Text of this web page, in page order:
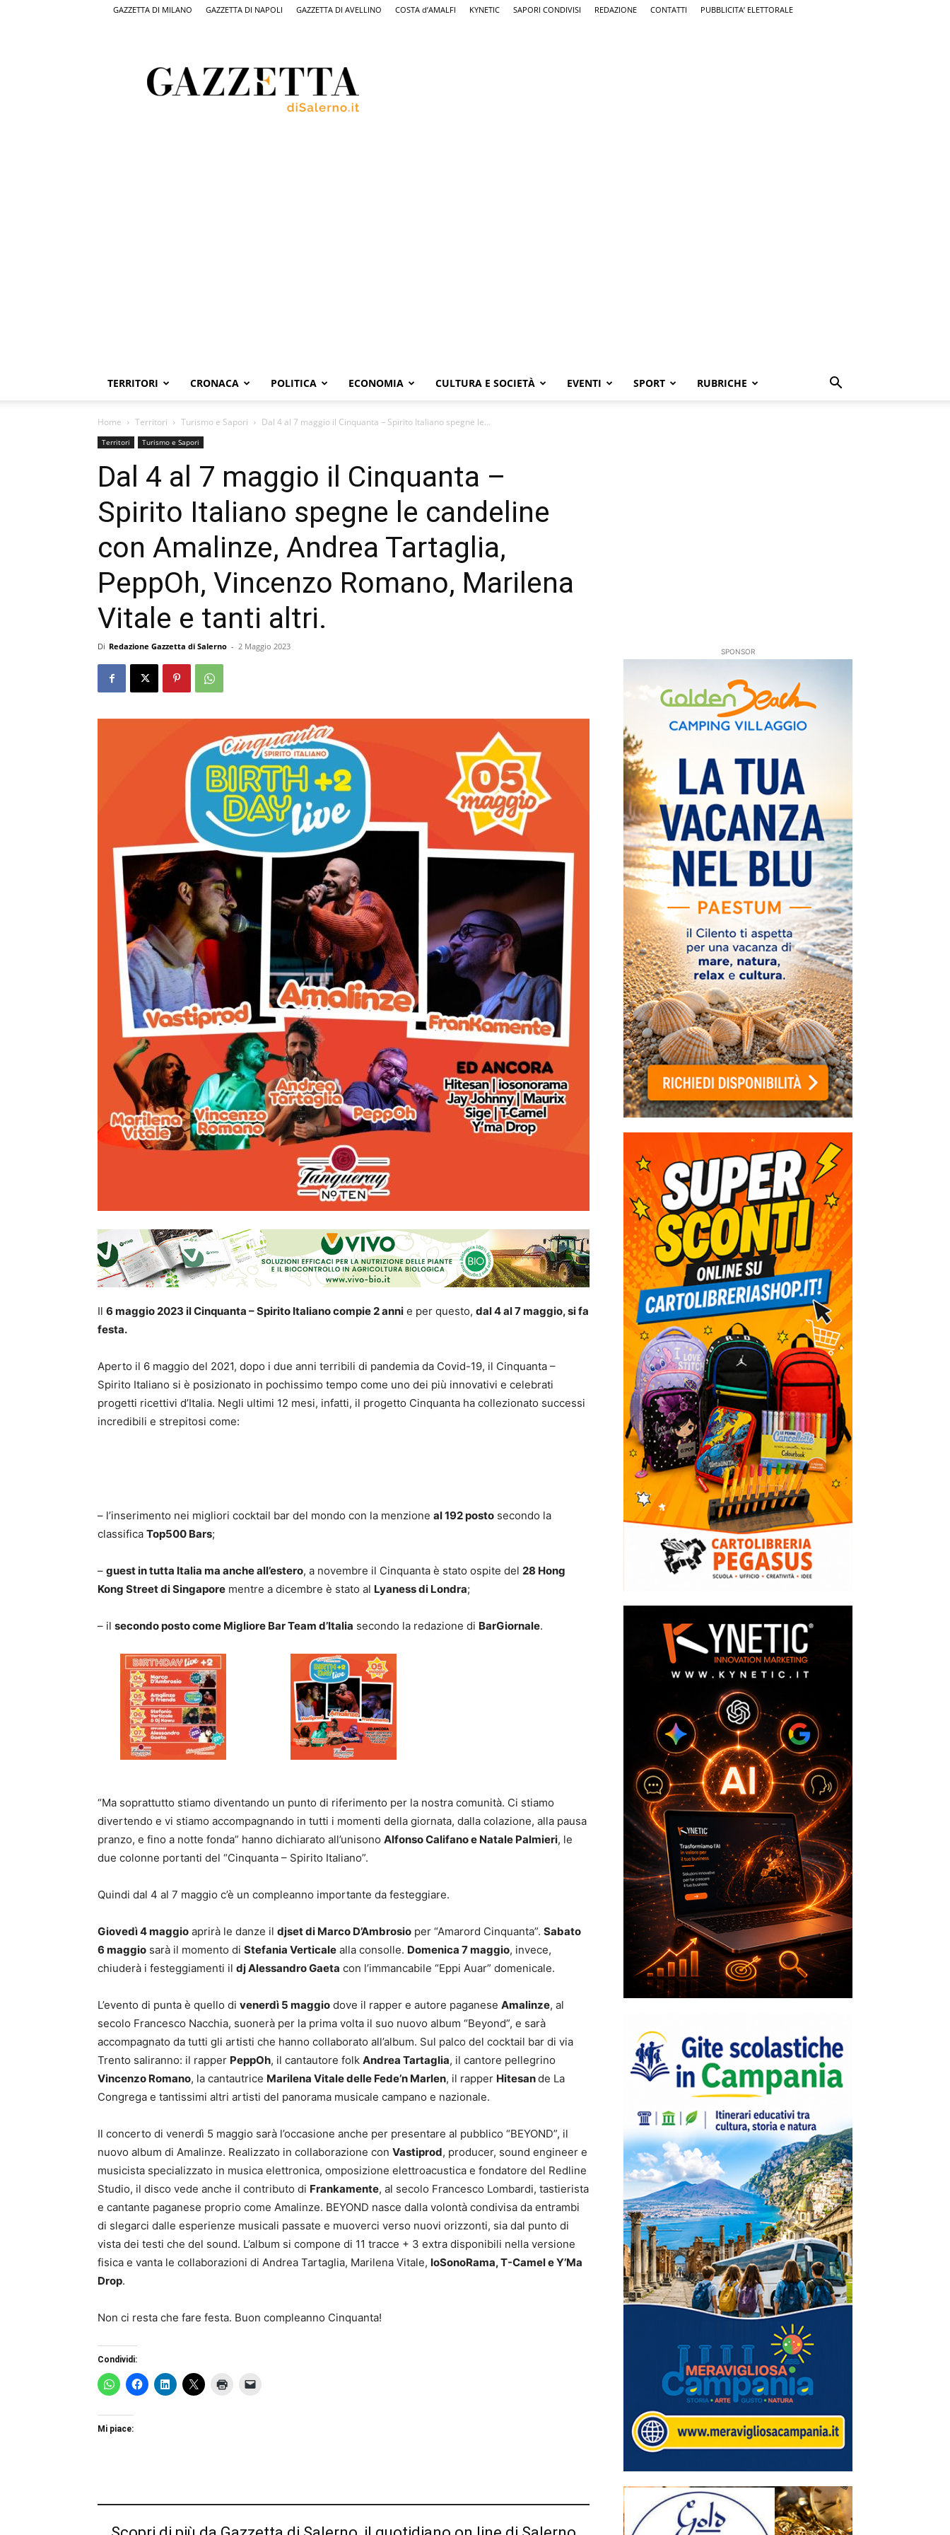
GAZZETTA DI MILANO GAZZETTA DI NAPOLI GAZZETTA DI AVELLINO COSTA d’AMALFI KYNETIC SAPORI CONDIVISI REDAZIONE CONTATTI PUBBLICITA’ ELETTORALE
Salerno,
il
quotidiano
TERRITORI CRONACA POLITICA ECONOMIA CULTURA E SOCIETÀ EVENTI SPORT RUBRICHE
Home Territori Turismo e Sapori Dal 4 al 7 maggio il Cinquanta – Spirito Italiano spegne le...
Territori Turismo e Sapori
Dal 4 al 7 maggio il Cinquanta –
Spirito Italiano spegne le candeline
con Amalinze, Andrea Tartaglia,
PeppOh, Vincenzo Romano, Marilena
Vitale e tanti altri.
Di Redazione Gazzetta di Salerno - 2 Maggio 2023
Il 6 maggio 2023 il Cinquanta – Spirito Italiano compie 2 anni e per questo, dal 4 al 7 maggio, si fa
festa.
Aperto il 6 maggio del 2021, dopo i due anni terribili di pandemia da Covid-19, il Cinquanta –
Spirito Italiano si è posizionato in pochissimo tempo come uno dei più innovativi e celebrati
progetti ricettivi d’Italia. Negli ultimi 12 mesi, infatti, il progetto Cinquanta ha collezionato successi
incredibili e strepitosi come:
– l’inserimento nei migliori cocktail bar del mondo con la menzione al 192 posto secondo la
classifica Top500 Bars;
– guest in tutta Italia ma anche all’estero, a novembre il Cinquanta è stato ospite del 28 Hong
Kong Street di Singapore mentre a dicembre è stato al Lyaness di Londra;
– il secondo posto come Migliore Bar Team d’Italia secondo la redazione di BarGiornale.
“Ma soprattutto stiamo diventando un punto di riferimento per la nostra comunità. Ci stiamo
divertendo e vi stiamo accompagnando in tutti i momenti della giornata, dalla colazione, alla pausa
pranzo, e fino a notte fonda” hanno dichiarato all’unisono Alfonso Califano e Natale Palmieri, le
due colonne portanti del “Cinquanta – Spirito Italiano”.
Quindi dal 4 al 7 maggio c’è un compleanno importante da festeggiare.
Giovedì 4 maggio aprirà le danze il djset di Marco D’Ambrosio per “Amarord Cinquanta”. Sabato
6 maggio sarà il momento di Stefania Verticale alla consolle. Domenica 7 maggio, invece,
chiuderà i festeggiamenti il dj Alessandro Gaeta con l’immancabile “Eppi Auar” domenicale.
L’evento di punta è quello di venerdì 5 maggio dove il rapper e autore paganese Amalinze, al
secolo Francesco Nacchia, suonerà per la prima volta il suo nuovo album “Beyond”, e sarà
accompagnato da tutti gli artisti che hanno collaborato all’album. Sul palco del cocktail bar di via
Trento saliranno: il rapper PeppOh, il cantautore folk Andrea Tartaglia, il cantore pellegrino
Vincenzo Romano, la cantautrice Marilena Vitale delle Fede’n Marlen, il rapper Hitesande La
Congrega e tantissimi altri artisti del panorama musicale campano e nazionale.
Il concerto di venerdì 5 maggio sarà l’occasione anche per presentare al pubblico “BEYOND”, il
nuovo album di Amalinze. Realizzato in collaborazione con Vastiprod, producer, sound engineer e
musicista specializzato in musica elettronica, omposizione elettroacustica e fondatore del Redline
Studio, il disco vede anche il contributo di Frankamente, al secolo Francesco Lombardi, tastierista
e cantante paganese proprio come Amalinze. BEYOND nasce dalla volontà condivisa da entrambi
di slegarci dalle esperienze musicali passate e muoverci verso nuovi orizzonti, sia dal punto di
vista dei testi che del sound. L’album si compone di 11 tracce + 3 extra disponibili nella versione
fisica e vanta le collaborazioni di Andrea Tartaglia, Marilena Vitale, IoSonoRama, T-Camel e Y’Ma
Drop.
Non ci resta che fare festa. Buon compleanno Cinquanta!
Condividi:
Mi piace:
SPONSOR